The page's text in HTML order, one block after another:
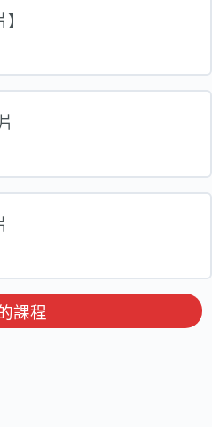
弟、梵谷【影片】
【影片】
片
片
課程